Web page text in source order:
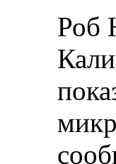
Роб